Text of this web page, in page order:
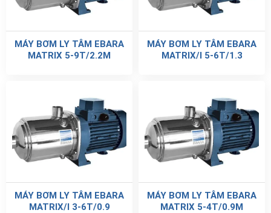
MÁY BƠM LY TÂM EBARA
MATRIX 5-9T/2.2M
MÁY BƠM LY TÂM EBARA
MATRIX/I 5-6T/1.3
MÁY BƠM LY TÂM EBARA
MATRIX/I 3-6T/0.9
MÁY BƠM LY TÂM EBARA
MATRIX 5-4T/0.9M